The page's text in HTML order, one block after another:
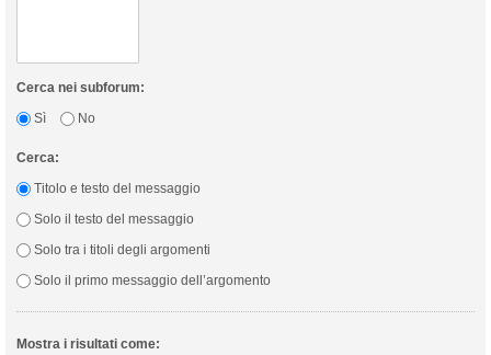
Cerca nei subforum:
Sì
No
Cerca:
Titolo e testo del messaggio
Solo il testo del messaggio
Solo tra i titoli degli argomenti
Solo il primo messaggio dell’argomento
Mostra i risultati come: